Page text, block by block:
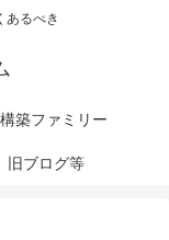
あるべき
築ファミリー
旧ブログ等